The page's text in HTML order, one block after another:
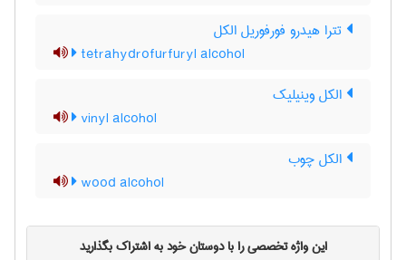
تترا هیدرو فورفوریل الکل
tetrahydrofurfuryl alcohol
الکل وینیلیک
vinyl alcohol
الکل چوب
wood alcohol
این واژه تخصصی را با دوستان خود به اشتراک بگذارید